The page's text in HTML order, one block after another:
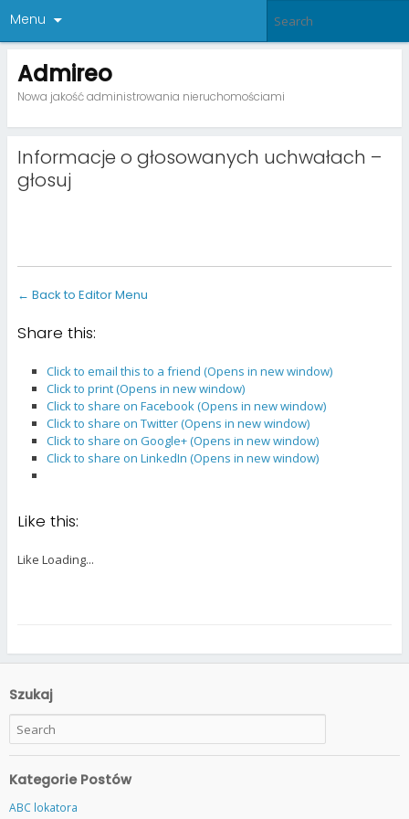
Menu
Admireo
Nowa jakość administrowania nieruchomościami
Informacje o głosowanych uchwałach –
głosuj
← Back to Editor Menu
Share this:
Click to email this to a friend (Opens in new window)
Click to print (Opens in new window)
Click to share on Facebook (Opens in new window)
Click to share on Twitter (Opens in new window)
Click to share on Google+ (Opens in new window)
Click to share on LinkedIn (Opens in new window)
Like this:
Like Loading...
Szukaj
Kategorie Postów
ABC lokatora